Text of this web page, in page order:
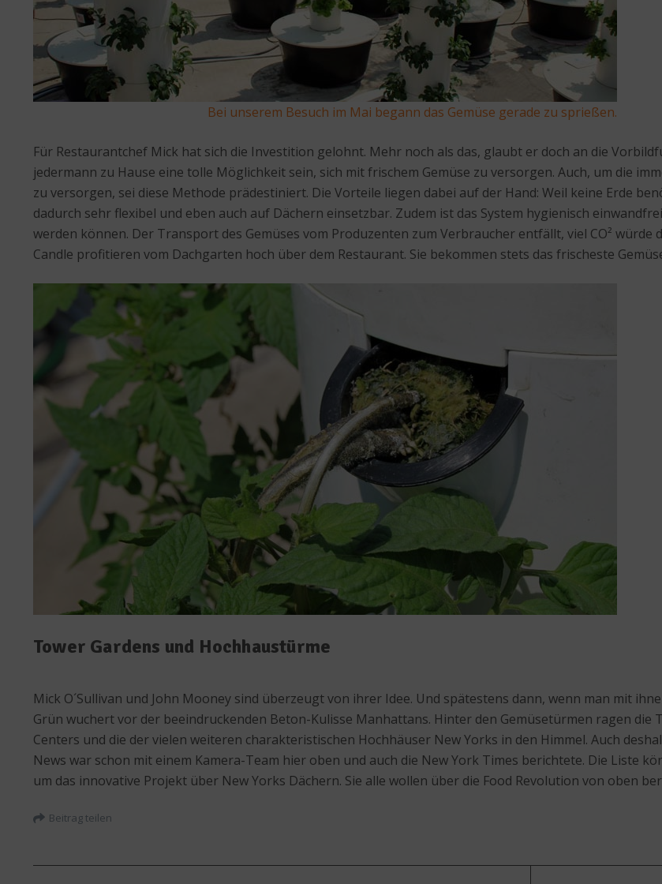
Bei unserem Besuch im Mai begann das Gemüse gerade zu sprießen.
Für Restaurantchef Mick hat sich die Investition gelohnt. Mehr noch als das, glaubt er doch an die
jedermann zu Hause eine tolle Möglichkeit sein, sich mit frischem Gemüse zu versorgen. Auch, um die
zu versorgen, sei diese Methode prädestiniert. Die Vorteile liegen dabei auf der Hand: Weil keine Erde
dadurch sehr flexibel und eben auch auf Dächern einsetzbar. Zudem ist das System hygienisch
werden können. Der Transport des Gemüses vom Produzenten zum Verbraucher entfällt, viel CO² würde
Candle profitieren vom Dachgarten hoch über dem Restaurant. Sie bekommen stets das frischeste
Tower Gardens und Hochhaustürme
Mick O´Sullivan und John Mooney sind überzeugt von ihrer Idee. Und spätestens dann, wenn man mit
Grün wuchert vor der beeindruckenden Beton-Kulisse Manhattans. Hinter den Gemüsetürmen ragen die
Centers und die der vielen weiteren charakteristischen Hochhäuser New Yorks in den Himmel. Auch
News war schon mit einem Kamera-Team hier oben und auch die New York Times berichtete. Die Liste
um das innovative Projekt über New Yorks Dächern. Sie alle wollen über die Food Revolution von oben
Beitrag teilen